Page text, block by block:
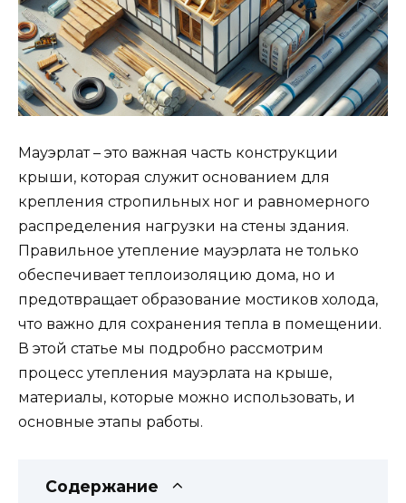
Мауэрлат – это важная часть конструкции
крыши, которая служит основанием для
крепления стропильных ног и равномерного
распределения нагрузки на стены здания.
Правильное утепление мауэрлата не только
обеспечивает теплоизоляцию дома, но и
предотвращает образование мостиков холода,
что важно для сохранения тепла в помещении.
В этой статье мы подробно рассмотрим
процесс утепления мауэрлата на крыше,
материалы, которые можно использовать, и
основные этапы работы.
Содержание